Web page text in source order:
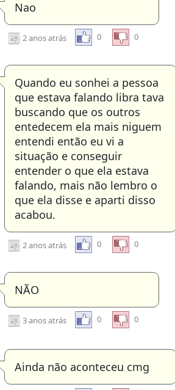
Nao
2 anos atrás 0 0
Quando eu sonhei a pessoa
que estava falando libra tava
buscando que os outros
entedecem ela mais niguem
entendi então eu vi a
situação e conseguir
entender o que ela estava
falando, mais não lembro o
que ela disse e aparti disso
acabou.
2 anos atrás 0 0
NÃO
3 anos atrás 0 0
Ainda não aconteceu cmg